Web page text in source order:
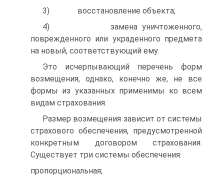
3) восстановление объекта;
4) замена уничтоженного,
поврежденного или украденного предмета
на новый, соответствующий ему.
Это исчерпывающий перечень форм
возмещения, однако, ко­нечно же, не все
формы из указанных применимы ко всем
видам страхования.
Размер возмещения зависит от системы
страхового обеспече­ния, предусмотренной
конкретным договором страхования.
Сущест­вует три системы обеспечения:
пропорциональная;